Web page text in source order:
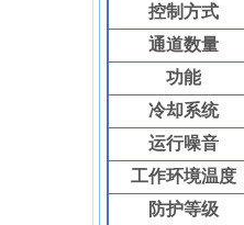
控制方式
通道数量
功能
冷却系统
运行噪音
工作环境温度
防护等级